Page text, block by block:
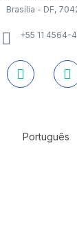
Brasília - DF,
+55 11 4564-
Português